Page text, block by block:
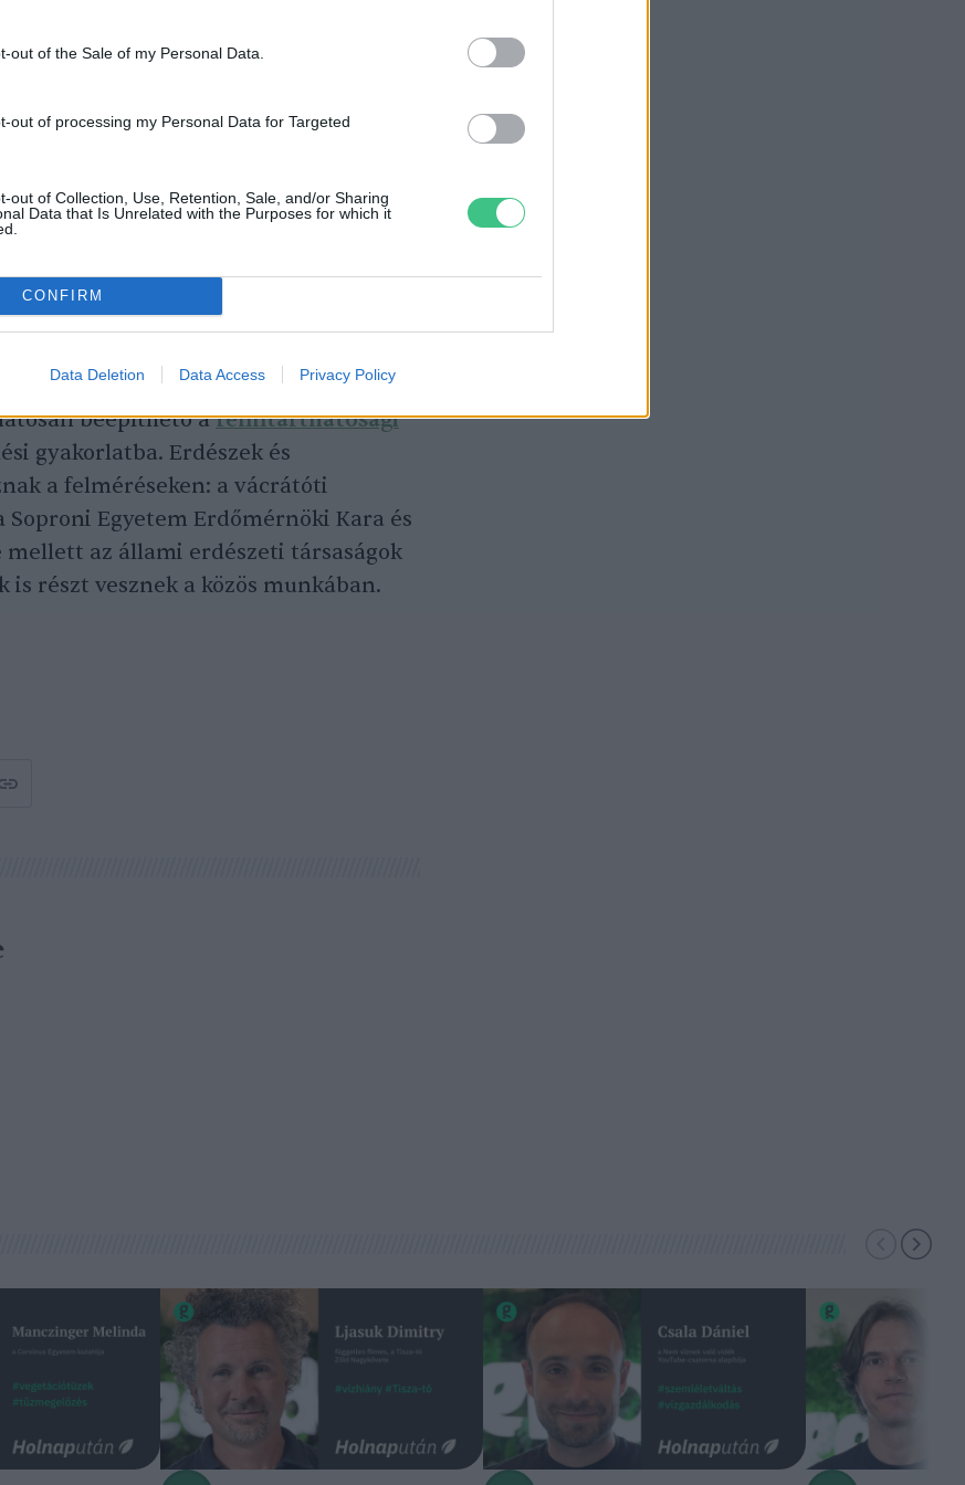
out of the Sale of my Personal Data.
out of processing my Personal Data for Targeted
out of Collection, Use, Retention, Sale, and/or Sharing
Data that Is Unrelated with the Purposes for which it
CONFIRM
Data Deletion Data Access Privacy Policy
lett Magyarország legszebb
kutatás célja, hogy a
erdőkbenfigyelhessékmeg a
beépíthető afenntarthatósági
gyakorlatba. Erdészek és
a felméréseken: a vácrátóti
Egyetem Erdőmérnöki Kara és
az állami erdészeti társaságok
is részt vesznek a közös munkában.